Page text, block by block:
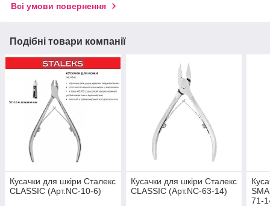
Всі умови повернення
Подібні товари компанії
Кусачки для шкіри Сталекс
CLASSIC (Арт.NC-10-6)
Кусачки для шкіри Сталекс
CLASSIC (Арт.NC-63-14)
71-